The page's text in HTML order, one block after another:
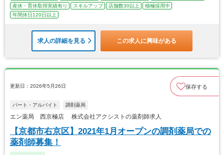
産休・育休取得実績有り
スキルアップ 店舗数30以上
積極採用中
年間休日120日以上
求人の詳細を見る この求人に興味がある
更新日：2026年5月26日 保存する
パート・アルバイト 調剤薬局
エン薬局 西京極店 株式会社アクシストの薬剤師求人
【京都市右京区】2021年1月オープンの調剤薬局での
薬剤師募集！